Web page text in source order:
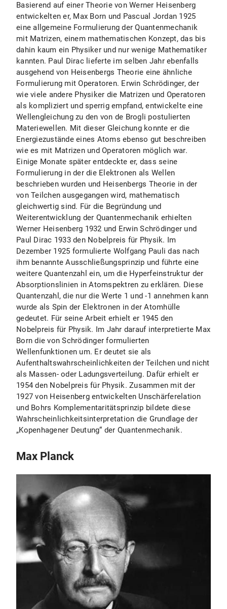
Basierend auf einer Theorie von Werner Heisenberg
entwickelten er, Max Born und Pascual Jordan 1925
eine allgemeine Formulierung der Quantenmechanik
mit Matrizen, einem mathematischen Konzept, das bis
dahin kaum ein Physiker und nur wenige Mathematiker
kannten. Paul Dirac lieferte im selben Jahr ebenfalls
ausgehend von Heisenbergs Theorie eine ähnliche
Formulierung mit Operatoren. Erwin Schrödinger, der
wie viele andere Physiker die Matrizen und Operatoren
als kompliziert und sperrig empfand, entwickelte eine
Wellengleichung zu den von de Brogli postulierten
Materiewellen. Mit dieser Gleichung konnte er die
Energiezustände eines Atoms ebenso gut beschreiben
wie es mit Matrizen und Operatoren möglich war.
Einige Monate später entdeckte er, dass seine
Formulierung in der die Elektronen als Wellen
beschrieben wurden und Heisenbergs Theorie in der
von Teilchen ausgegangen wird, mathematisch
gleichwertig sind. Für die Begründung und
Weiterentwicklung der Quantenmechanik erhielten
Werner Heisenberg 1932 und Erwin Schrödinger und
Paul Dirac 1933 den Nobelpreis für Physik. Im
Dezember 1925 formulierte Wolfgang Pauli das nach
ihm benannte Ausschließungsprinzip und führte eine
weitere Quantenzahl ein, um die Hyperfeinstruktur der
Absorptionslinien in Atomspektren zu erklären. Diese
Quantenzahl, die nur die Werte 1 und -1 annehmen kann
wurde als Spin der Elektronen in der Atomhülle
gedeutet. Für seine Arbeit erhielt er 1945 den
Nobelpreis für Physik. Im Jahr darauf interpretierte Max
Born die von Schrödinger formulierten
Wellenfunktionen um. Er deutet sie als
Aufenthaltswahrscheinlichkeiten der Teilchen und nicht
als Massen- oder Ladungsverteilung. Dafür erhielt er
1954 den Nobelpreis für Physik. Zusammen mit der
1927 von Heisenberg entwickelten Unschärferelation
und Bohrs Komplementaritätsprinzip bildete diese
Wahrscheinlichkeitsinterpretation die Grundlage der
„Kopenhagener Deutung“ der Quantenmechanik.
Max Planck